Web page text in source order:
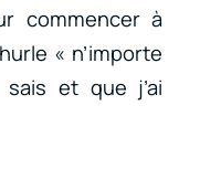
commencer à
« n’importe
et que j’ai